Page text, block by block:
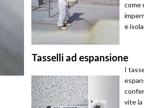
come
e
Tasselli ad espansione
I
vite la